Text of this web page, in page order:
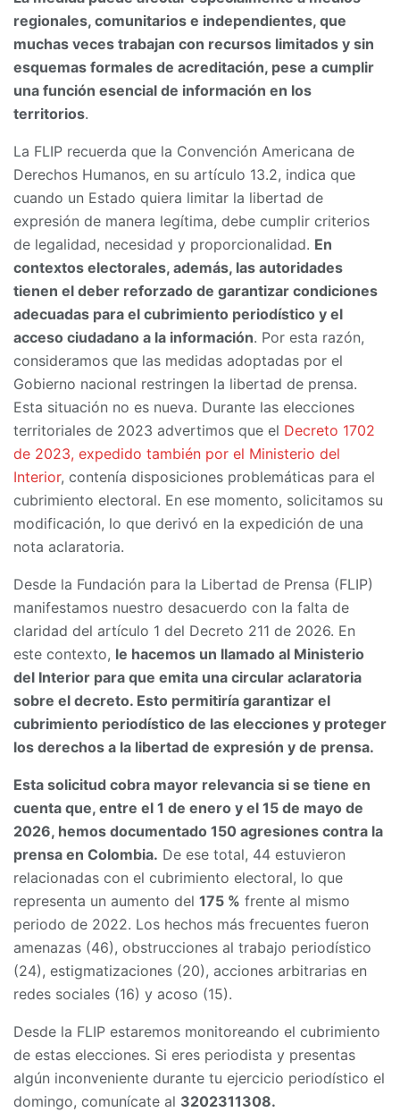
regionales, comunitarios e independientes, que
muchas veces trabajan con recursos limitados y sin
esquemas formales de acreditación, pese a cumplir
una función esencial de información en los
territorios.
La FLIP recuerda que la Convención Americana de
Derechos Humanos, en su artículo 13.2, indica que
cuando un Estado quiera limitar la libertad de
expresión de manera legítima, debe cumplir criterios
de legalidad, necesidad y proporcionalidad. En
contextos electorales, además, las autoridades
tienen el deber reforzado de garantizar condiciones
adecuadas para el cubrimiento periodístico y el
acceso ciudadano a la información. Por esta razón,
consideramos que las medidas adoptadas por el
Gobierno nacional restringen la libertad de prensa.
Esta situación no es nueva. Durante las elecciones
territoriales de 2023 advertimos que el Decreto 1702
de 2023, expedido también por el Ministerio del
Interior, contenía disposiciones problemáticas para el
cubrimiento electoral. En ese momento, solicitamos su
modificación, lo que derivó en la expedición de una
nota aclaratoria.
Desde la Fundación para la Libertad de Prensa (FLIP)
manifestamos nuestro desacuerdo con la falta de
claridad del artículo 1 del Decreto 211 de 2026. En
este contexto, le hacemos un llamado al Ministerio
del Interior para que emita una circular aclaratoria
sobre el decreto. Esto permitiría garantizar el
cubrimiento periodístico de las elecciones y proteger
los derechos a la libertad de expresión y de prensa.
Esta solicitud cobra mayor relevancia si se tiene en
cuenta que, entre el 1 de enero y el 15 de mayo de
2026, hemos documentado 150 agresiones contra la
prensa en Colombia. De ese total, 44 estuvieron
relacionadas con el cubrimiento electoral, lo que
representa un aumento del 175 % frente al mismo
periodo de 2022. Los hechos más frecuentes fueron
amenazas (46), obstrucciones al trabajo periodístico
(24), estigmatizaciones (20), acciones arbitrarias en
redes sociales (16) y acoso (15).
Desde la FLIP estaremos monitoreando el cubrimiento
de estas elecciones. Si eres periodista y presentas
algún inconveniente durante tu ejercicio periodístico el
domingo, comunícate al 3202311308.